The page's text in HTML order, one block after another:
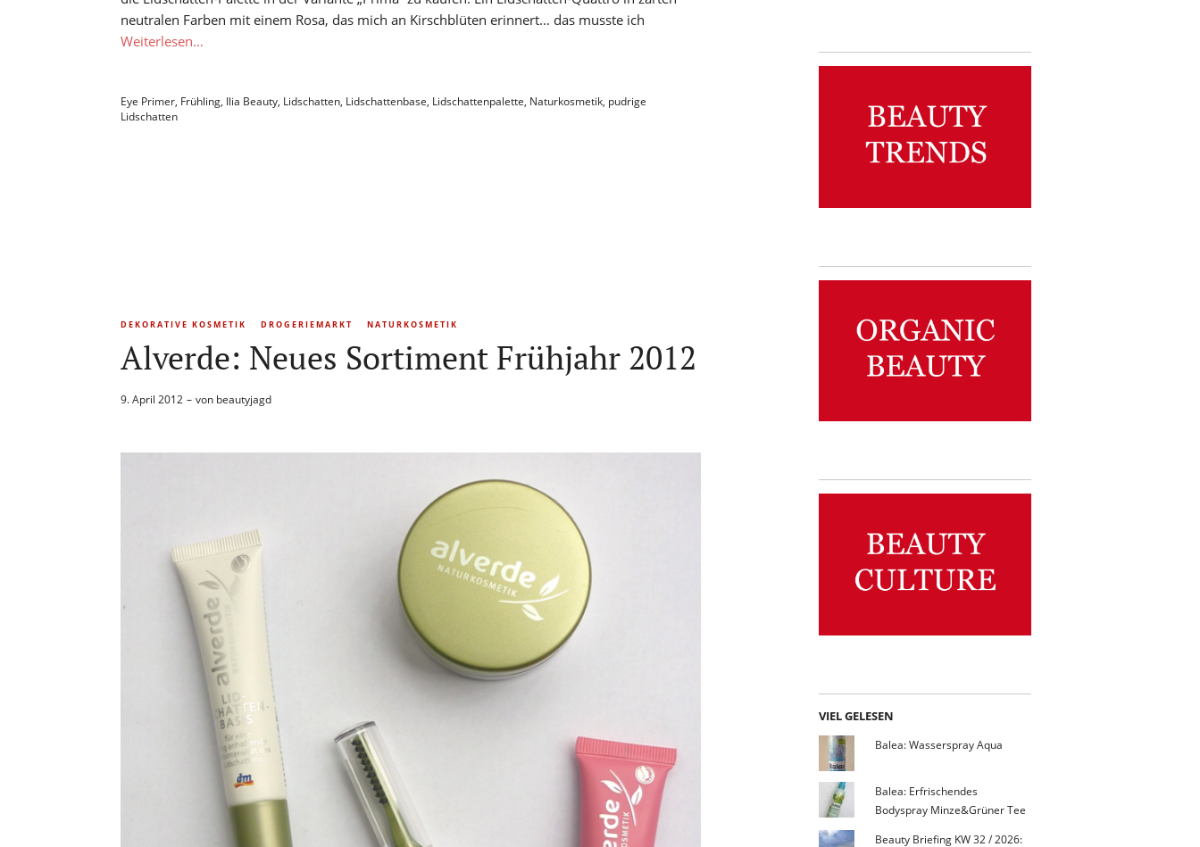
neutralen Farben mit einem Rosa, das mich an Kirschblüten erinnert… das musste ich
Weiterlesen…
Eye Primer, Frühling, Ilia Beauty, Lidschatten, Lidschattenbase, Lidschattenpalette, Naturkosmetik, pudrige
Lidschatten
DEKORATIVE KOSMETIK DROGERIEMARKT NATURKOSMETIK
Alverde: Neues Sortiment Frühjahr 2012
9. April 2012 von beautyjagd
VIEL GELESEN
Balea: Wasserspray Aqua
Balea: Erfrischendes
Bodyspray Minze&Grüner Tee
Beauty Briefing KW 32 / 2026: